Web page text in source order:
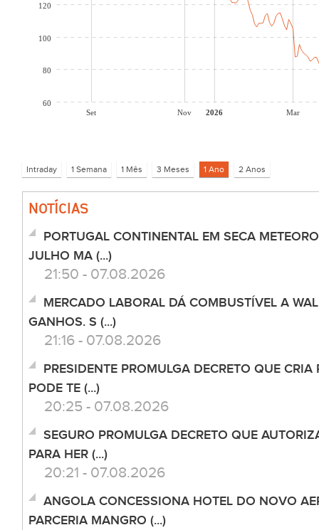
Set Nov 2026 Mar
60
80
100
120
NOTÍCIAS
PORTUGAL CONTINENTAL EM SECA
JULHO MA (...)
21:50 - 07.08.2026
MERCADO LABORAL DÁ COMBUSTÍVEL A
GANHOS. S (...)
21:16 - 07.08.2026
PRESIDENTE PROMULGA DECRETO QUE
PODE TE (...)
20:25 - 07.08.2026
SEGURO PROMULGA DECRETO QUE
PARA HER (...)
20:21 - 07.08.2026
ANGOLA CONCESSIONA HOTEL DO NOVO
PARCERIA MANGRO (...)